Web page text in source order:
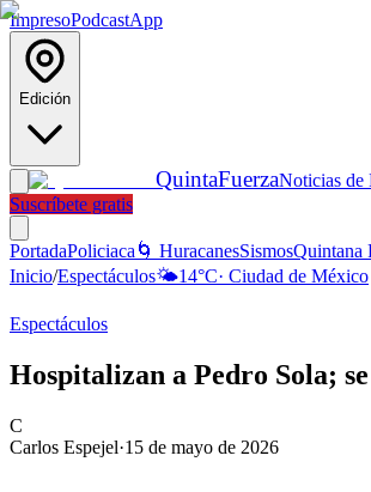
ImpresoPodcastApp
Edición
QuintaFuerzaNoticias de
Suscríbete gratis
PortadaPoliciaca 🌀 HuracanesSismosQuintana
Inicio/Espectáculos🌤️14°C· Ciudad de México
Espectáculos
Hospitalizan a Pedro Sola;
C
Carlos Espejel·15 de mayo de 2026